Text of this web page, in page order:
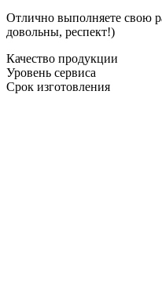
Отлично выполняете свою
довольны, респект!)
Качество продукции
Уровень сервиса
Срок изготовления